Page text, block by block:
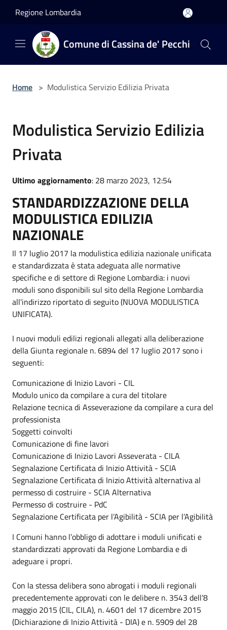
Regione Lombardia
Comune di Cassina de' Pecchi
Home > Modulistica Servizio Edilizia Privata
Modulistica Servizio Edilizia
Privata
Ultimo aggiornamento: 28 marzo 2023, 12:54
STANDARDIZZAZIONE DELLA
MODULISTICA EDILIZIA
NAZIONALE
Il 17 luglio 2017 la modulistica edilizia nazionale unificata
e standardizzata è stata adeguata alle normative
specifiche e di settore di Regione Lombardia: i nuovi
moduli sono disponibili sul sito della Regione Lombardia
all'indirizzo riportato di seguito (NUOVA MODULISTICA
UNIFICATA).
I nuovi moduli edilizi regionali allegati alla deliberazione
della Giunta regionale n. 6894 del 17 luglio 2017 sono i
seguenti:
Comunicazione di Inizio Lavori - CIL
Modulo unico da compilare a cura del titolare
Relazione tecnica di Asseverazione da compilare a cura del
professionista
Soggetti coinvolti
Comunicazione di fine lavori
Comunicazione di Inizio Lavori Asseverata - CILA
Segnalazione Certificata di Inizio Attività - SCIA
Segnalazione Certificata di Inizio Attività alternativa al
permesso di costruire - SCIA Alternativa
Permesso di costruire - PdC
Segnalazione Certificata per l’Agibilità - SCIA per l’Agibilità
I Comuni hanno l’obbligo di adottare i moduli unificati e
standardizzati approvati da Regione Lombardia e di
adeguare i propri.
Con la stessa delibera sono abrogati i moduli regionali
precedentemente approvati con le delibere n. 3543 dell’8
maggio 2015 (CIL, CILA), n. 4601 del 17 dicembre 2015
(Dichiarazione di Inizio Attività - DIA) e n. 5909 del 28